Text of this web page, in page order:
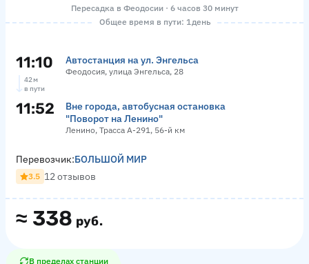
Пересадка в Феодосии · 6 часов 30 минут
Общее время в пути: 1 день
11:10 Автостанция на ул. Энгельса
Феодосия, улица Энгельса, 28
42 м
в пути
11:52
Вне города, автобусная остановка
"Поворот на Ленино"
Ленино, Трасса А-291, 56-й км
≈ 338 руб.
Перевозчик:БОЛЬШОЙ МИР
3.5 12 отзывов
В пределах станции